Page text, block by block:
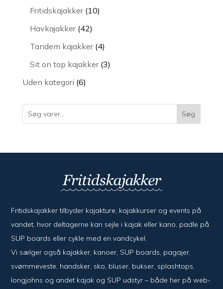
varer
Fritidskajakker 1010
Havkajakker 4242
varer
Tandem kajakker 44
varer
Sit on top kajakker 33
Uden kategori 66
Søg
Fritidskajakker tilbyder kajak­ture, kajak­kurser og events på
vandet, hvor del­ta­ger­ne kan sejle i kajak eller kano, padle på
SUP boards eller cykle med en vand­cykel.
Vi sælger også kajak­ker, kanoer, SUP boards, pagajer,
svømme­veste, hand­sker, sko, bluser, bukser, splash­tops,
long­johns og andet kajak og SUP udstyr – både her på web­